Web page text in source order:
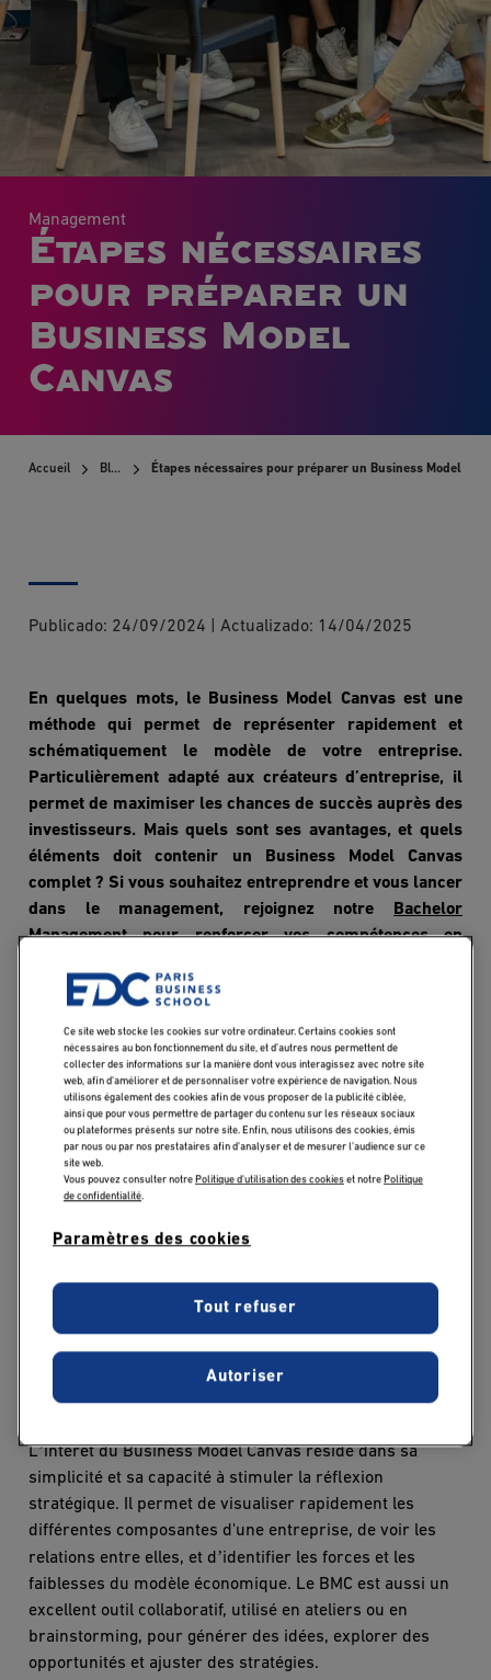
Management
Étapes nécessaires
pour préparer un
Business Model
Canvas
Accueil Blog Étapes nécessaires pour préparer un Business Model
Publicado: 24/09/2024 Actualizado: 14/04/2025
En quelques mots, le Business Model Canvas est une
méthode qui permet de représenter rapidement et
schématiquement le modèle de votre entreprise.
Particulièrement adapté aux créateurs d’entreprise, il
permet de maximiser les chances de succès auprès des
investisseurs. Mais quels sont ses avantages, et quels
éléments doit contenir un Business Model Canvas
complet ? Si vous souhaitez entreprendre et vous lancer
dans le management, rejoignez notre Bachelor
Managementpour renforcer vos compétences en
Qu'est-ce qu'un
Business model Canvas
(BMC) ?
Le Business Model Canvas (BMC)est un outil visuel et
stratégique qui permet de décrire, concevoir et analyser
Cet outil est particuli
cherchent à définir ouà repenser leur modèle d’affaires.
tableau de bord
d'une entreprise, en se concentrant à la fois sur les
aspects internes et externes de celle-ci.
L’intérêt du Business Model Canvas réside dans sa
simplicité et sa capacité à stimuler la réflexion
stratégique. Il permet de visualiser rapidement les
différentes composantes d'une entreprise, de voir les
relations entre elles, et d ’identifier les forces et les
faiblesses du mod èle économique. Le BMC est aussi un
excellent outil collaboratif, utilisé en ateliers ou en
brainstorming, pour générer des idées, explorer des
opportunités et ajuster des stratégies.
Ce site web stocke les cookies sur votre ordinateur. Certains cookies sont
nécessaires au bon fonctionnement du site, et d’autres nous permettent de
collecter des informations sur la manière dont vous interagissez avec notre site
web, afin d’améliorer et de personnaliser votre expérience de navigation. Nous
utilisons également des cookies afin de vous proposer de la publicité ciblée,
ainsi que pour vous permettre de partager du contenu sur les réseaux sociaux
ou plateformes présents sur notre site. Enfin, nous utilisons des cookies, émis
par nous ou par nos prestataires afin d’analyser et de mesurer l’audience sur ce
site web.
Vous pouvez consulter notre Politique d'utilisation des cookieset notre Politique
de confidentialité.
Paramètres des cookies
Tout refuser
Autoriser